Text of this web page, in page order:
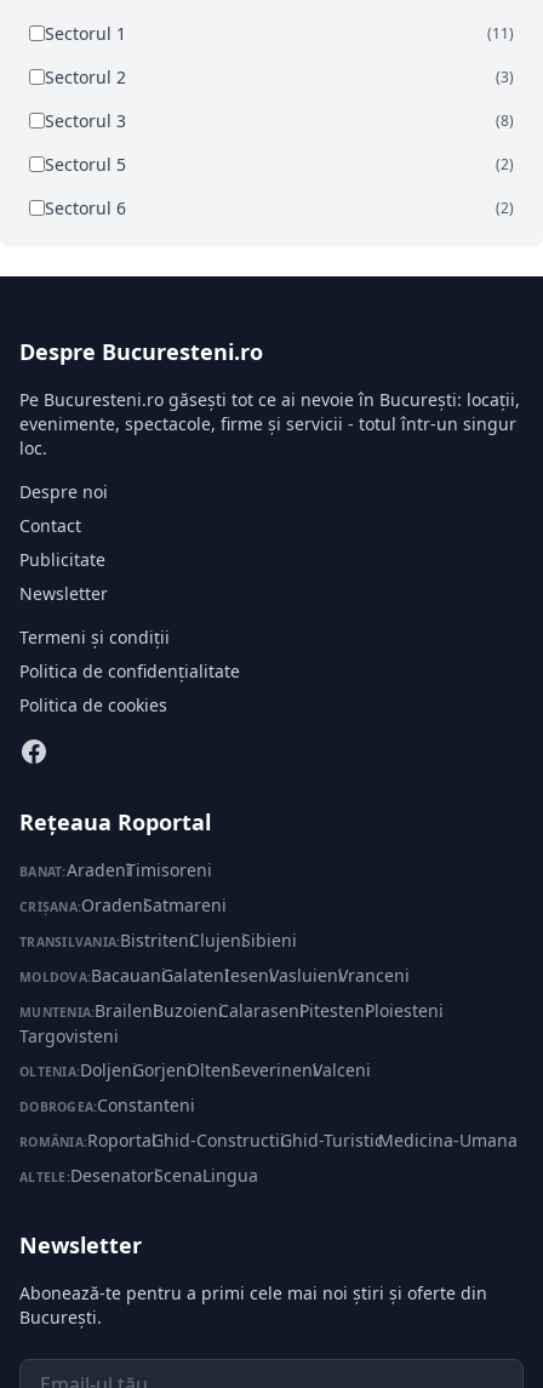
Sectorul 1 (11)
Sectorul 2 (3)
Sectorul 3 (8)
Sectorul 5 (2)
Sectorul 6 (2)
Despre Bucuresteni.ro
Pe Bucuresteni.ro găsești tot ce ai nevoie în București: locații,
evenimente, spectacole, firme și servicii - totul într-un singur
loc.
Despre noi
Contact
Publicitate
Newsletter
Termeni și condiții
Politica de confidențialitate
Politica de cookies
Rețeaua Roportal
BANAT:Aradeni·Timisoreni
CRIȘANA:Oradeni·Satmareni
TRANSILVANIA:Bistriteni·Clujeni·Sibieni
MOLDOVA:Bacauani·Galateni·Ieseni·Vasluieni·Vranceni
MUNTENIA:Braileni·Buzoieni·Calaraseni·Pitesteni·Ploiesteni·
Targovisteni
OLTENIA:Doljeni·Gorjeni·Olteni·Severineni·Valceni
DOBROGEA:Constanteni
ROMÂNIA:Roportal·Ghid-Constructii·Ghid-Turistic·Medicina-Umana
ALTELE:Desenatori·ScenaLingua
Newsletter
Abonează-te pentru a primi cele mai noi știri și oferte din
București.
Email